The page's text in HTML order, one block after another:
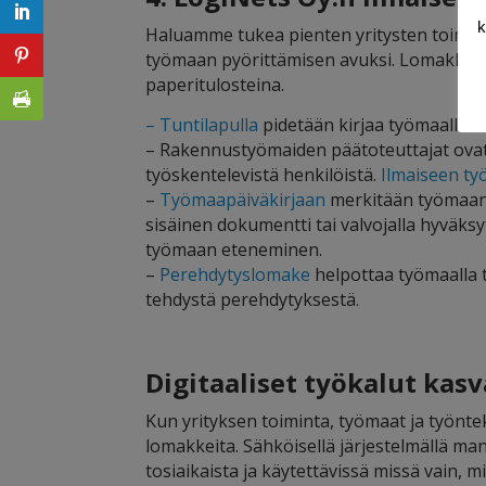
Haluamme tukea pienten yritysten
työmaan pyörittämisen avuksi.
paperitulosteina.
– Tuntilapulla pidetään kirjaa työmaalla
– Rakennustyömaiden päätoteuttajat
työskentelevistä henkilöistä. Ilmaiseen
– Työmaapäiväkirjaan merkitään
sisäinen dokumentti tai valvojalla
työmaan eteneminen.
– Perehdytyslomake helpottaa työmaalla
tehdystä perehdytyksestä.
Digitaaliset työkalut
Kun yrityksen toiminta, työmaat ja
lomakkeita. Sähköisellä järjestelmällä
tosiaikaista ja käytettävissä missä vain,